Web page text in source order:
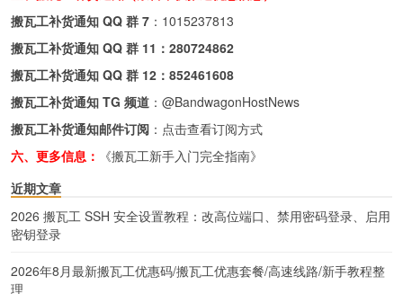
搬瓦工补货通知 QQ 群 7 ： 1015237813
搬瓦工补货通知 QQ 群 11： 280724862
搬瓦工补货通知 QQ 群 12： 852461608
搬瓦工补货通知 TG 频道 ： @BandwagonHostNews
搬瓦工补货通知邮件订阅 ： 点击查看订阅方式
六、更多信息：
《搬瓦工新手入门完全指南》
近期文章
2026 搬瓦工 SSH 安全设置教程：改高位端口、禁用密码登录、启用
密钥登录
2026年8月最新搬瓦工优惠码/搬瓦工优惠套餐/高速线路/新手教程整
理